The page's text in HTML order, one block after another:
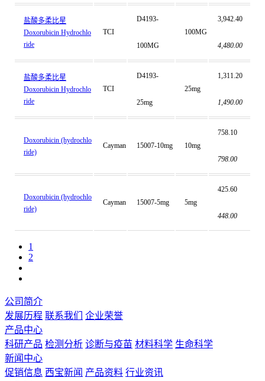
盐酸多柔比星
Doxorubicin Hydrochlo
ride
TCI
D4193-
100MG
100MG
3,942.40
4,480.00
盐酸多柔比星
Doxorubicin Hydrochlo
ride
TCI
D4193-
25mg
25mg
1,311.20
1,490.00
Doxorubicin (hydrochlo
ride)
Cayman 15007-10mg 10mg
758.10
798.00
Doxorubicin (hydrochlo
ride)
Cayman 15007-5mg 5mg
425.60
448.00
1
2
公司简介
发展历程 联系我们
企业荣誉
产品中心
科研产品 检测分析 诊断与疫苗 材料科学 生命科学
新闻中心
促销信息 西宝新闻 产品资料 行业资讯